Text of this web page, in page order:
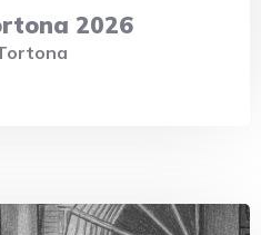
2026